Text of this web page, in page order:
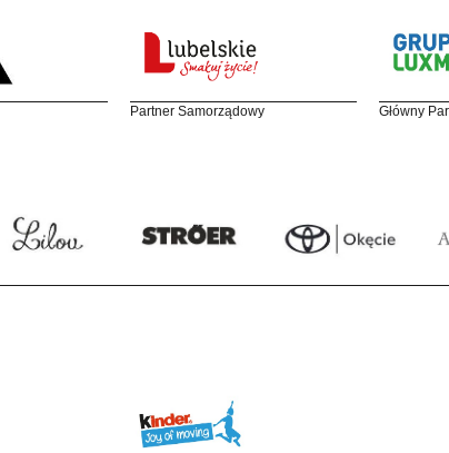
Partner Samorządowy Główny